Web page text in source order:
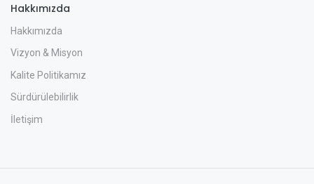
Hakkımızda
Hakkımızda
Vizyon & Misyon
Kalite Politikamız
Sürdürülebilirlik
İletişim